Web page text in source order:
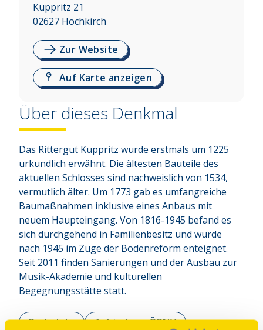
Kuppritz 21
02627 Hochkirch
Zur Website
Auf Karte anzeigen
Über dieses Denkmal
Das Rittergut Kuppritz wurde erstmals um 1225
urkundlich erwähnt. Die ältesten Bauteile des
aktuellen Schlosses sind nachweislich von 1534,
vermutlich älter. Um 1773 gab es umfangreiche
Baumaßnahmen inklusive eines Anbaus mit
neuem Haupteingang. Von 1816-1945 befand es
sich durchgehend in Familienbesitz und wurde
nach 1945 im Zuge der Bodenreform enteignet.
Seit 2011 finden Sanierungen und der Ausbau zur
Musik-Akademie und kulturellen
Begegnungsstätte statt.
Parkplatz Anbindung ÖPNV